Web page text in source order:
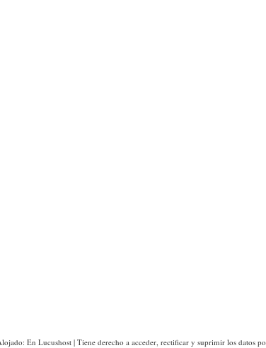
En Lucushost | Tiene derecho a acceder, rectificar y suprimir los datos